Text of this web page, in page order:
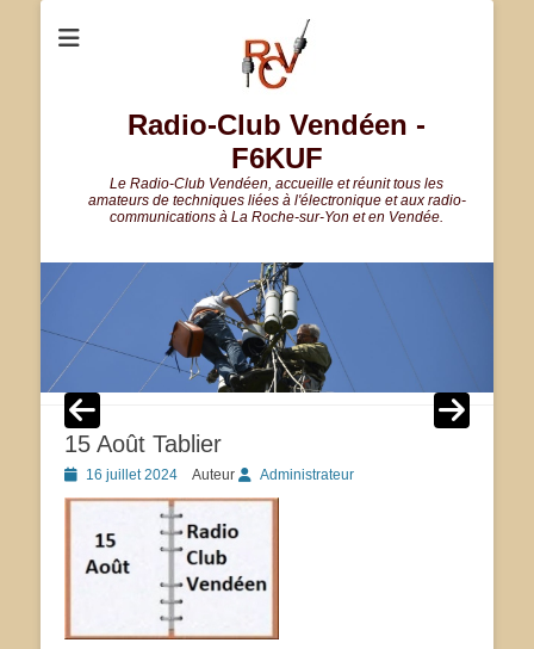
Radio-Club Vendéen -
F6KUF
Le Radio-Club Vendéen, accueille et réunit tous les
amateurs de techniques liées à l'électronique et aux radio-
communications à La Roche-sur-Yon et en Vendée.
15 Août Tablier
Posted
on
16 juillet 2024 Auteur Administrateur